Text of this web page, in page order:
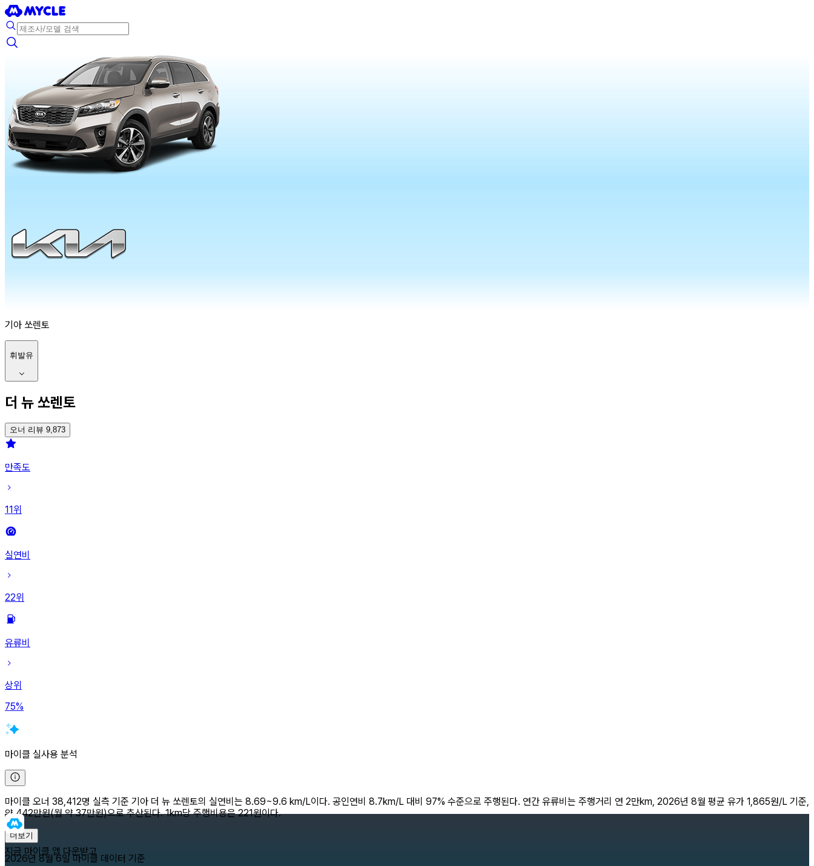
기아 쏘렌토
휘발유
더 뉴 쏘렌토
오너 리뷰 9,873
만족도
11위
실연비
22위
유류비
상위
75%
마이클 실사용 분석
마이클 오너 38,412명 실측 기준 기아 더 뉴 쏘렌토의 실연비는 8.69~9.6 km/L이다. 공인연비 8.7km/L 대비 97% 수준으로 주행된다. 연간 유류비는 주행거리 연 2만km, 2026년 8월 평균 유가 1,865원/L 기준,
약 442만원(월 약 37만원)으로 추산된다. 1km당 주행비용은 221원이다.
더보기
2026년 8월 6일 마이클 데이터 기준
지금 마이클 앱 다운받고